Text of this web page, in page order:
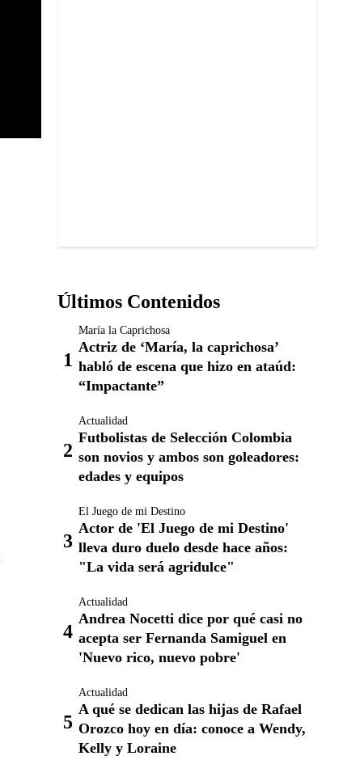
Últimos Contenidos
María la Caprichosa
Actriz de ‘María, la caprichosa’
habló de escena que hizo en ataúd:
“Impactante”
Actualidad
Futbolistas de Selección Colombia
son novios y ambos son goleadores:
edades y equipos
El Juego de mi Destino
Actor de 'El Juego de mi Destino'
lleva duro duelo desde hace años:
"La vida será agridulce"
Actualidad
Andrea Nocetti dice por qué casi no
acepta ser Fernanda Samiguel en
'Nuevo rico, nuevo pobre'
Actualidad
A qué se dedican las hijas de Rafael
Orozco hoy en día: conoce a Wendy,
Kelly y Loraine